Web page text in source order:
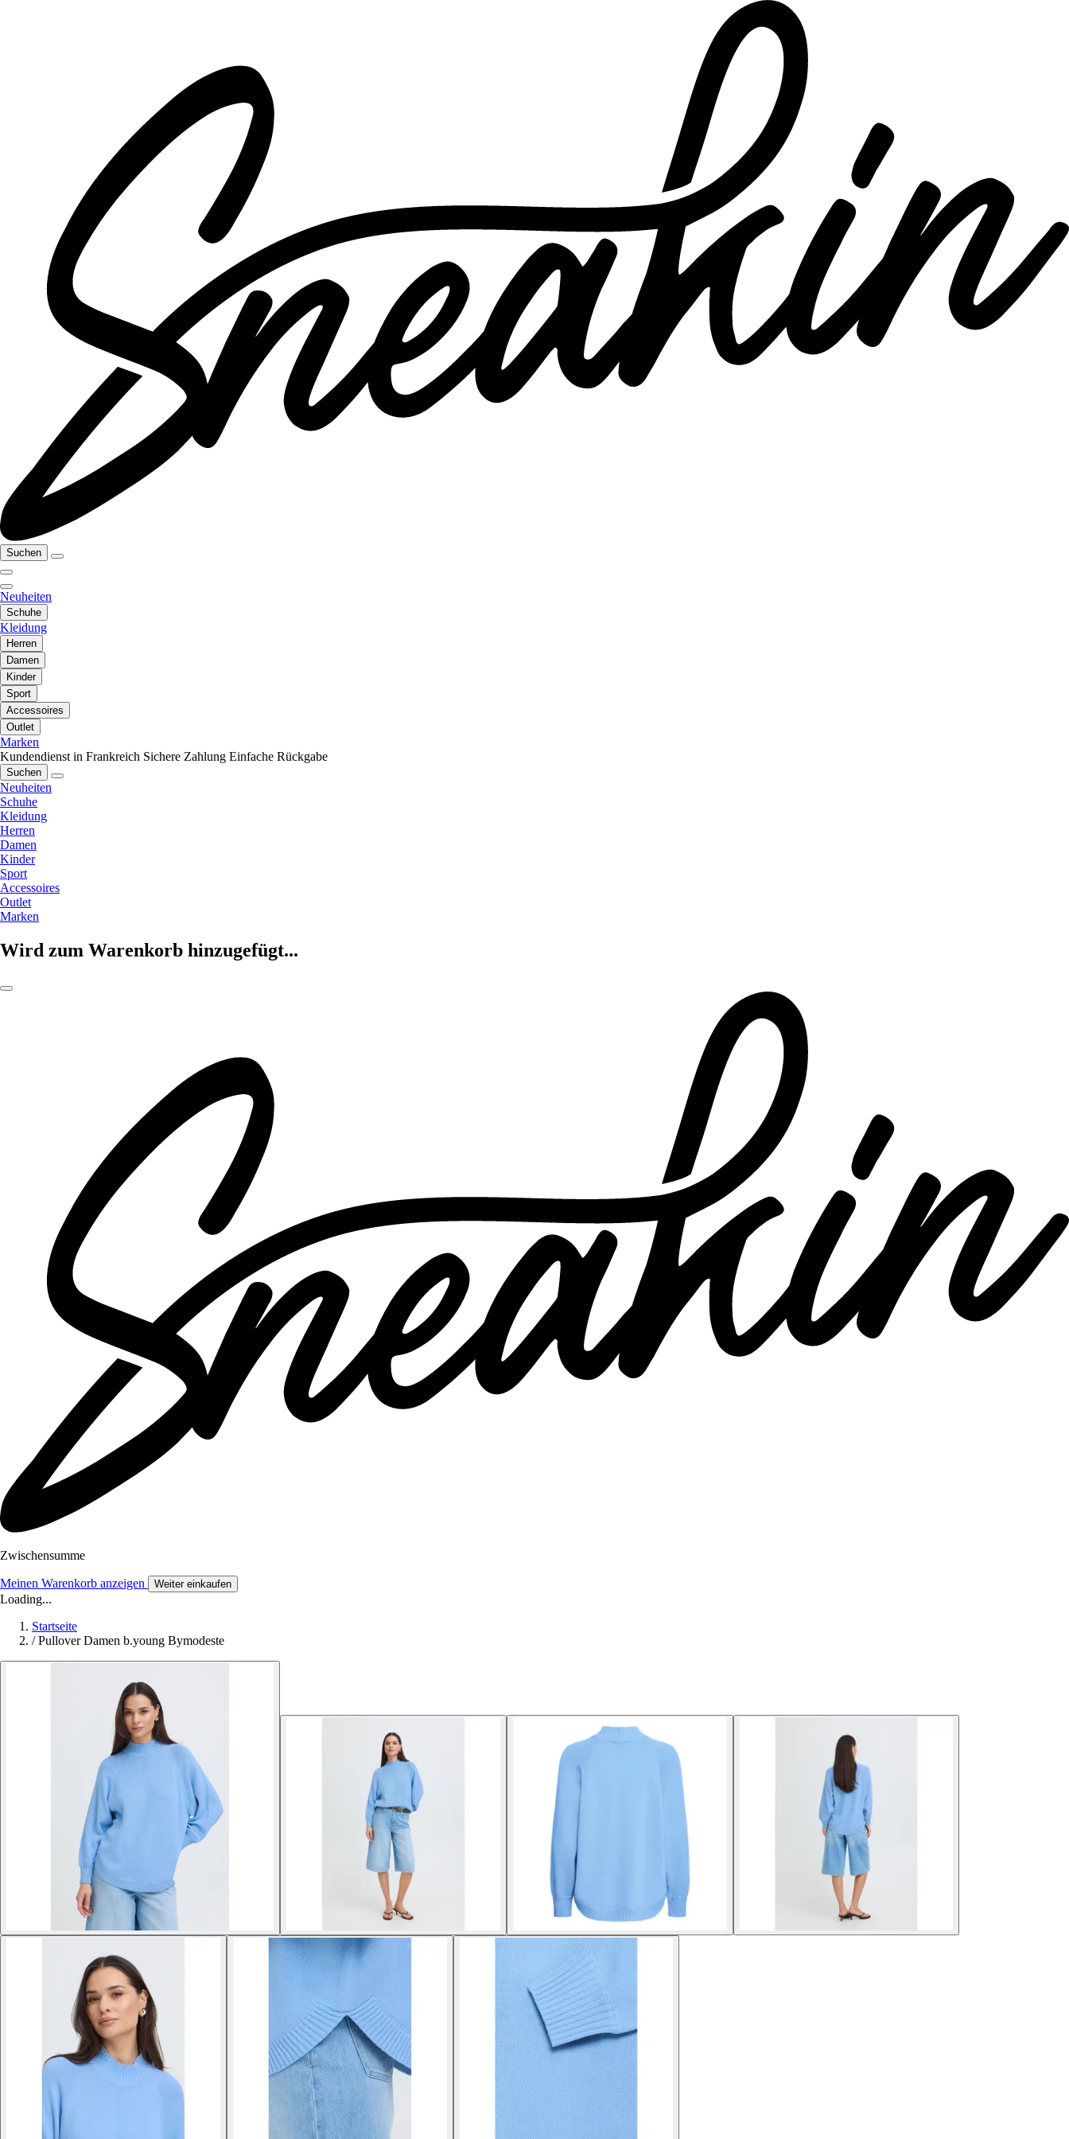
Suchen
Neuheiten
Schuhe
Kleidung
Herren
Damen
Kinder
Sport
Accessoires
Outlet
Marken
Kundendienst in Frankreich Sichere Zahlung Einfache Rückgabe
Suchen
Neuheiten
Schuhe
Kleidung
Herren
Damen
Kinder
Sport
Accessoires
Outlet
Marken
Wird zum Warenkorb hinzugefügt...
Zwischensumme
Meinen Warenkorb anzeigen Weiter einkaufen
Loading...
Startseite
/ Pullover Damen b.young Bymodeste